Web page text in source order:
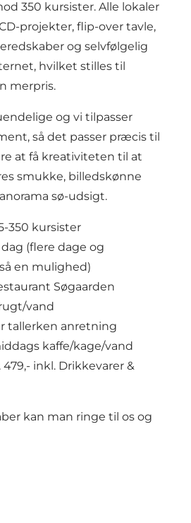
350 kursister. Alle lokaler
projekter, flip-over tavle,
og selvfølgelig
hvilket stilles til
merpris.
og vi tilpasser
så det passer præcis til
at få kreativiteten til at
smukke, billedskønne
sø-udsigt.
350 kursister
(flere dage og
en mulighed)
Søgaarden
vand
tallerken anretning
kaffe/kage/vand
479,- inkl. Drikkevarer &
kan man ringe til os og